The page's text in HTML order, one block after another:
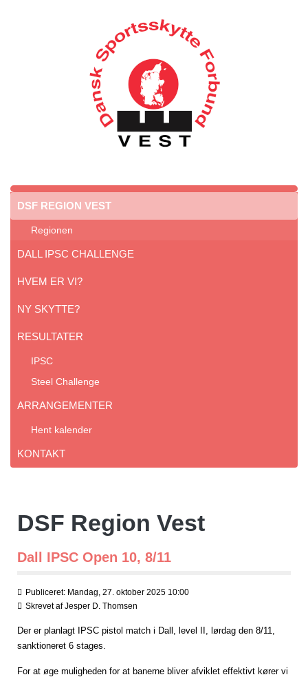
DSF REGION VEST
Regionen
DALL IPSC CHALLENGE
HVEM ER VI?
NY SKYTTE?
RESULTATER
IPSC
Steel Challenge
ARRANGEMENTER
Hent kalender
KONTAKT
DSF Region Vest
Dall IPSC Open 10, 8/11
Publiceret: Mandag, 27. oktober 2025 10:00
Skrevet afJesper D. Thomsen
Der er planlagt IPSC pistol match i Dall, level II, lørdag den 8/11,
sanktioneret 6 stages.
For at øge muligheden for at banerne bliver afviklet effektivt kører vi